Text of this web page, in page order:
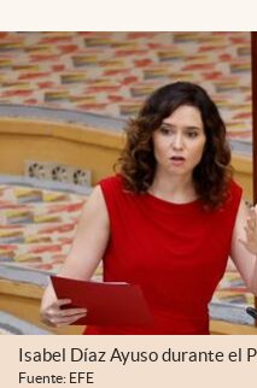
Isabel Díaz Ayuso durante el
Fuente: EFE